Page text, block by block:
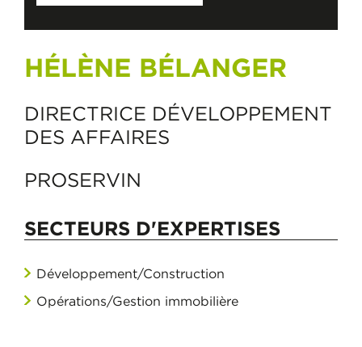
HÉLÈNE BÉLANGER
DIRECTRICE DÉVELOPPEMENT
DES AFFAIRES
PROSERVIN
SECTEURS D'EXPERTISES
Développement/Construction
Opérations/Gestion immobilière